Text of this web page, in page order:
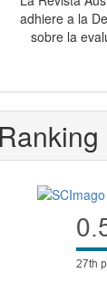
adhiere a la
sobre la